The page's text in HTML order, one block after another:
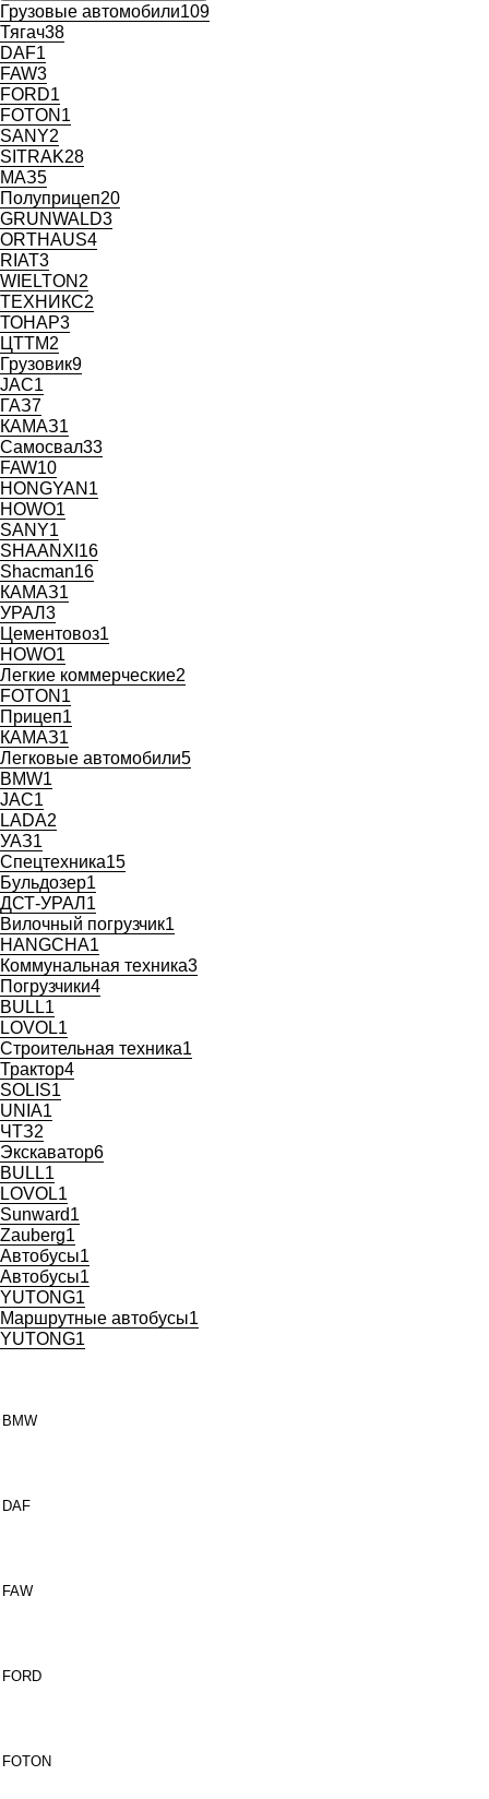
Грузовые автомобили109
Тягач38
DAF1
FAW3
FORD1
FOTON 1
SANY2
SITRAK28
МАЗ5
Полуприцеп20
GRUNWALD3
ORTHAUS4
RIAT3
WIELTON 2
ТЕХНИКС2
ТОНАР3
ЦТТМ2
Грузовик9
JAC1
ГАЗ7
КАМАЗ1
Самосвал33
FAW10
HONGYAN 1
HOWO1
SANY1
SHAANXI 16
Shaсman16
КАМАЗ1
УРАЛ3
Цементовоз1
HOWO1
Легкие коммерческие2
FOTON 1
Прицеп1
КАМАЗ1
Легковые автомобили5
BMW1
JAC1
LADA2
УАЗ1
Спецтехника15
Бульдозер1
ДСТ-УРАЛ 1
Вилочный погрузчик1
HANGCHA1
Коммунальная техника3
Погрузчики4
BULL1
LOVOL1
Строительная техника1
Трактор4
SOLIS1
UNIA1
ЧТЗ2
Экскаватор6
BULL1
LOVOL1
Sunward1
Zauberg1
Автобусы1
Автобусы1
YUTONG1
Маршрутные автобусы1
YUTONG1
BMW
DAF
FAW
FORD
FOTON